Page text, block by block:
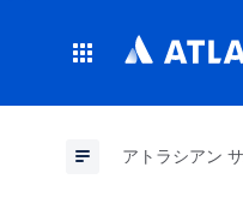
アトラシアン